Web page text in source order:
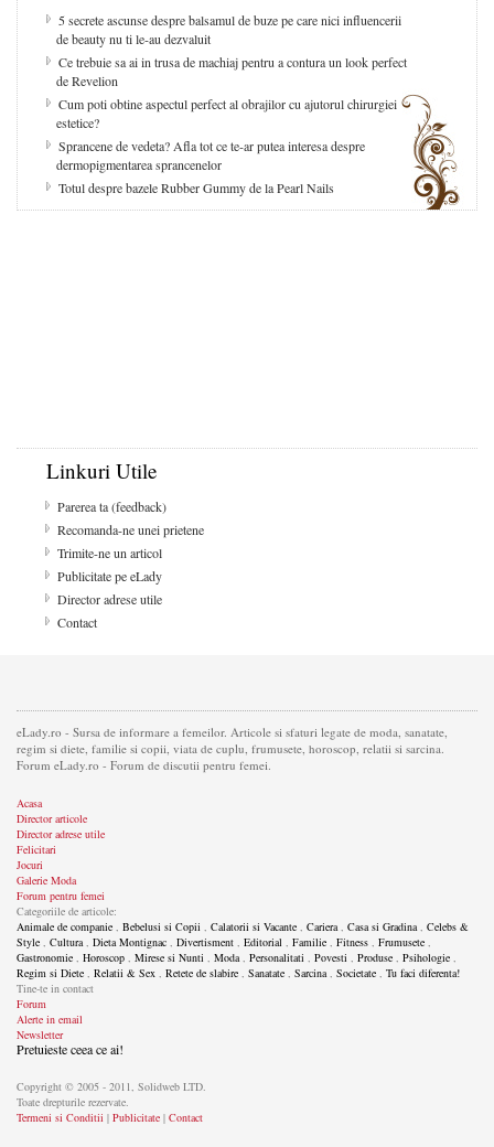
5 secrete ascunse despre balsamul de buze pe care nici influencerii
de beauty nu ti le-au dezvaluit
Ce trebuie sa ai in trusa de machiaj pentru a contura un look perfect
de Revelion
Cum poti obtine aspectul perfect al obrajilor cu ajutorul chirurgiei
estetice?
Sprancene de vedeta? Afla tot ce te-ar putea interesa despre
dermopigmentarea sprancenelor
Totul despre bazele Rubber Gummy de la Pearl Nails
Linkuri Utile
Parerea ta (feedback)
Recomanda-ne unei prietene
Trimite-ne un articol
Publicitate pe eLady
Director adrese utile
Contact
eLady.ro - Sursa de informare a femeilor. Articole si sfaturi legate de moda, sanatate,
regim si diete, familie si copii, viata de cuplu, frumusete, horoscop, relatii si sarcina.
Forum eLady.ro - Forum de discutii pentru femei.
Acasa
Director articole
Director adrese utile
Felicitari
Jocuri
Galerie Moda
Forum pentru femei
Categoriile de articole:
Animale de companie , Bebelusi si Copii , Calatorii si Vacante , Cariera, Casa si Gradina, Celebs &
Style , Cultura, Dieta Montignac , Divertisment , Editorial , Familie , Fitness , Frumusete ,
Gastronomie , Horoscop , Mirese si Nunti , Moda, Personalitati , Povesti , Produse , Psihologie ,
Regim si Diete , Relatii & Sex , Retete de slabire , Sanatate , Sarcina, Societate , Tu faci diferenta!
Tine-te in contact
Forum
Alerte in email
Newsletter
Pretuieste ceea ce ai!
Copyright © 2005 - 2011, Solidweb LTD.
Toate drepturile rezervate.
Termeni si Conditii | Publicitate | Contact